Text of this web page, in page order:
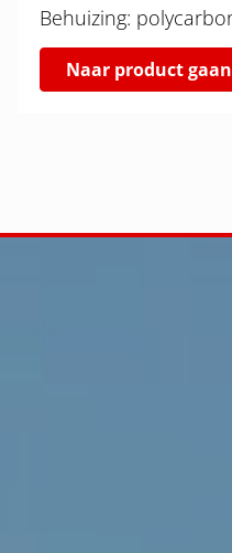
Behuizing:
Naar product gaan